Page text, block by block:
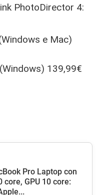
PhotoDirector 4:
e Mac)
139,99€
Pro Laptop con
core, GPU 10 core: